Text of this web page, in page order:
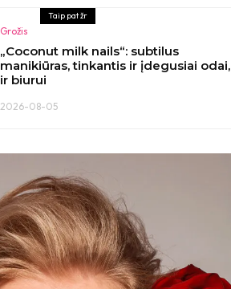
Taip pat žr
Grožis
„Coconut milk nails“: subtilus
manikiūras, tinkantis ir įdegusiai odai,
ir biurui
2026-08-05